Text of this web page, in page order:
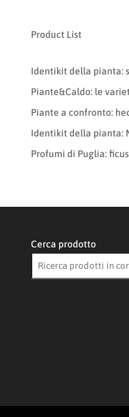
Product List
Identikit della pianta:
Piante&Caldo: le
Piante a confronto:
Identikit della pianta:
Profumi di Puglia:
Cerca prodotto